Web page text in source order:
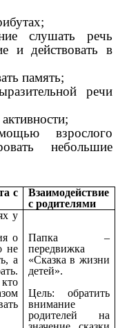
слушать речь
и действовать в
память;
речи
взрослого
небольшие
Взаимодействие
с родителями
у
о
не
а
Папка –
передвижка
«Сказка в жизни
детей».
Цель: обратить
внимание
родителей на